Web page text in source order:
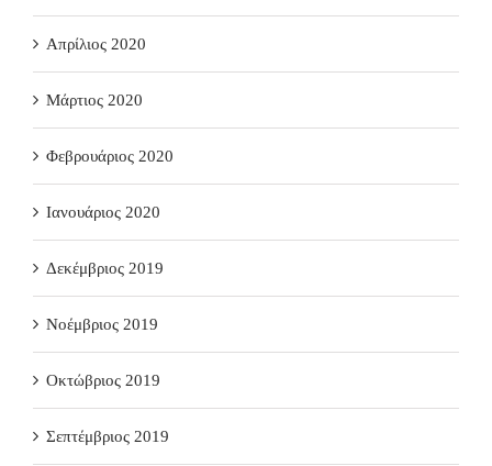
Απρίλιος 2020
Μάρτιος 2020
Φεβρουάριος 2020
Ιανουάριος 2020
Δεκέμβριος 2019
Νοέμβριος 2019
Οκτώβριος 2019
Σεπτέμβριος 2019